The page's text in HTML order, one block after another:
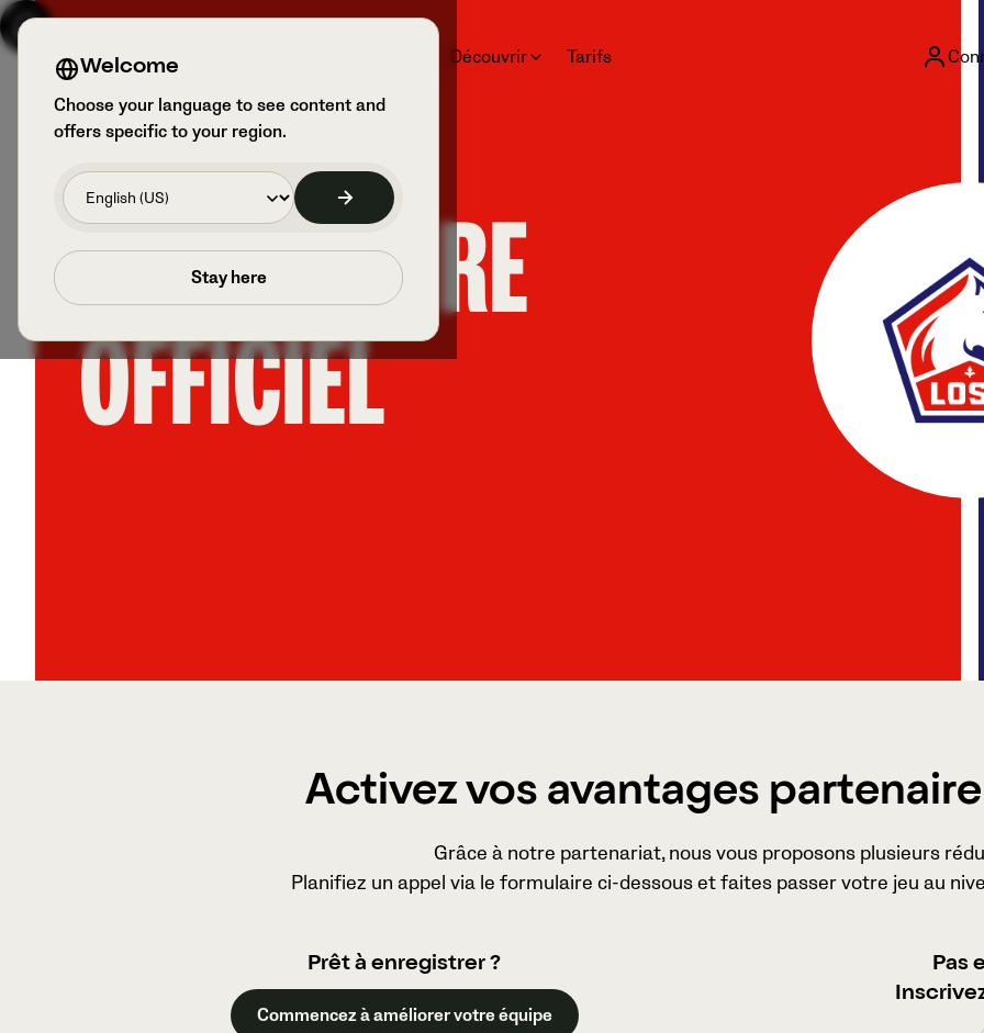
Produits Découvrir Tarifs
Welcome
Choose your language to see content and
offers specific to your region.
Stay here
PARTENAIRE
OFFICIEL
Activez vos avantages
Grâce à notre partenariat, nous vous proposons plusieurs
Planifiez un appel via le formulaire ci-dessous et faites passer votre jeu au
Prêt à enregistrer ?
Commencez à améliorer votre équipe
Pas